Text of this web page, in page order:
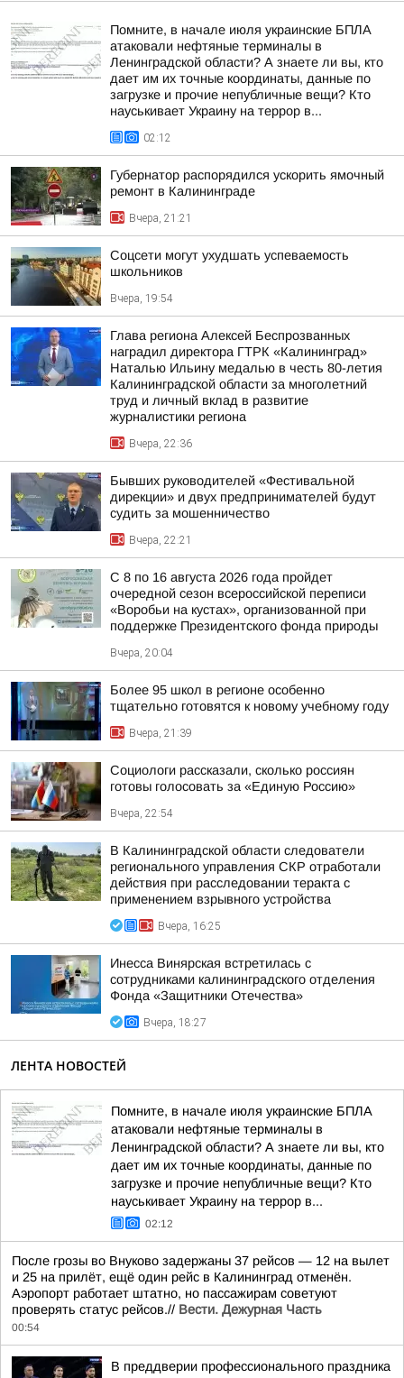
Помните, в начале июля украинские БПЛА
атаковали нефтяные терминалы в
Ленинградской области? А знаете ли вы, кто
дает им их точные координаты, данные по
загрузке и прочие непубличные вещи? Кто
науськивает Украину на террор в...
02:12
Губернатор распорядился ускорить ямочный
ремонт в Калининграде
Вчера, 21:21
Соцсети могут ухудшать успеваемость
школьников
Вчера, 19:54
Глава региона Алексей Беспрозванных
наградил директора ГТРК «Калининград»
Наталью Ильину медалью в честь 80-летия
Калининградской области за многолетний
труд и личный вклад в развитие
журналистики региона
Вчера, 22:36
Бывших руководителей «Фестивальной
дирекции» и двух предпринимателей будут
судить за мошенничество
Вчера, 22:21
С 8 по 16 августа 2026 года пройдет
очередной сезон всероссийской переписи
«Воробьи на кустах», организованной при
поддержке Президентского фонда природы
Вчера, 20:04
Более 95 школ в регионе особенно
тщательно готовятся к новому учебному году
Вчера, 21:39
Социологи рассказали, сколько россиян
готовы голосовать за «Единую Россию»
Вчера, 22:54
В Калининградской области следователи
регионального управления СКР отработали
действия при расследовании теракта с
применением взрывного устройства
Вчера, 16:25
Инесса Винярская встретилась с
сотрудниками калининградского отделения
Фонда «Защитники Отечества»
Вчера, 18:27
ЛЕНТА НОВОСТЕЙ
Помните, в начале июля украинские БПЛА
атаковали нефтяные терминалы в
Ленинградской области? А знаете ли вы, кто
дает им их точные координаты, данные по
загрузке и прочие непубличные вещи? Кто
науськивает Украину на террор в...
02:12
После грозы во Внуково задержаны 37 рейсов — 12 на вылет
и 25 на прилёт, ещё один рейс в Калининград отменён.
Аэропорт работает штатно, но пассажирам советуют
проверять статус рейсов.// Вести. Дежурная Часть
00:54
В преддверии профессионального праздника